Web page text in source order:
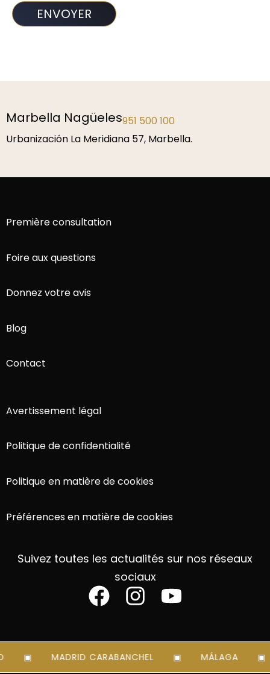
Marbella Nagüeles951 500 100
Urbanización La Meridiana 57, Marbella.
Première consultation
Foire aux questions
Donnez votre avis
Blog
Contact
Avertissement légal
Politique de confidentialité
Politique en matière de cookies
Préférences en matière de cookies
Suivez toutes les actualités sur nos réseaux
sociaux
MADRID CARABANCHEL MÁLAGA